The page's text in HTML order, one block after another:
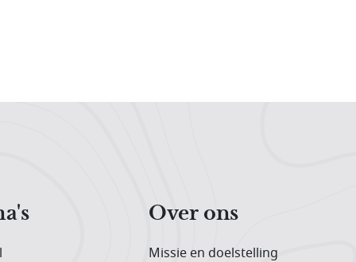
Over ons
Missie en doelstelling